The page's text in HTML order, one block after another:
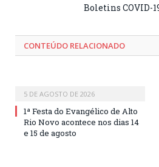
Boletins COVID-
CONTEÚDO RELACIONADO
5 DE AGOSTO DE 2026
1ª Festa do Evangélico de Alto
Rio Novo acontece nos dias 14
e 15 de agosto